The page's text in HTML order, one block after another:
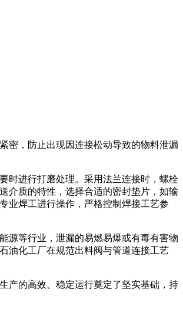
密，防止出现因连接松动导致的物料泄漏
时进行打磨处理。采用法兰连接时，螺栓
介质的特性，选择合适的密封垫片，如输
业焊工进行操作，严格控制焊接工艺参
源等行业，泄漏的易燃易爆或有毒有害物
油化工厂在规范出料阀与管道连接工艺
产的高效、稳定运行奠定了坚实基础，持